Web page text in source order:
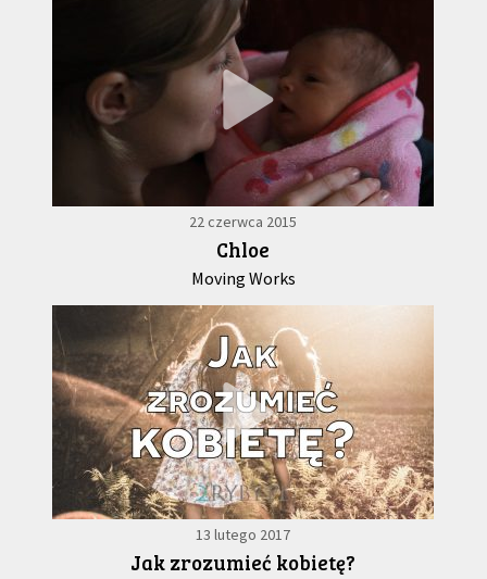
22 czerwca 2015
Chloe
Moving Works
13 lutego 2017
Jak zrozumieć kobietę?